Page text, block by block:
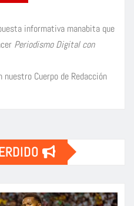
informativa manabita que
Periodismo Digital con
Cuerpo de Redacción